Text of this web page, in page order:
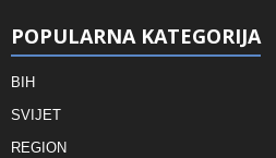
POPULARNA KATEGORIJA
BIH
SVIJET
REGION